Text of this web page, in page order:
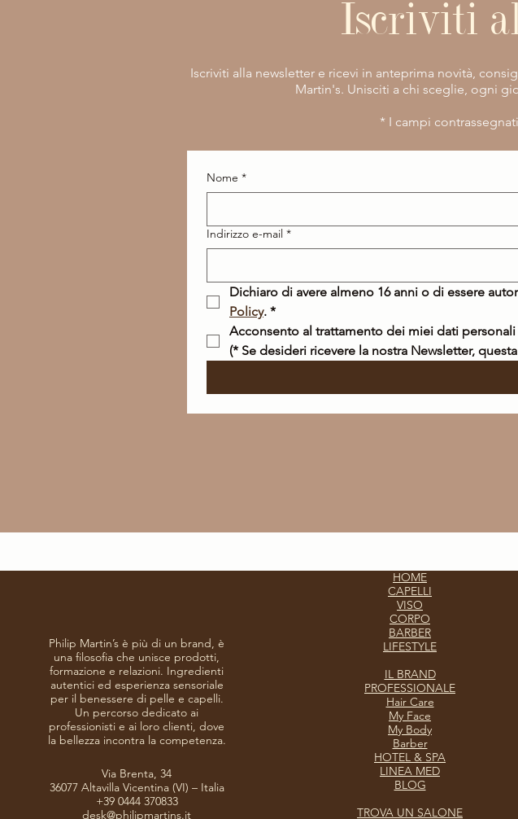
Iscriviti
Iscriviti alla newsletter e ricevi in anteprima novità,
Martin's. Unisciti a chi sceglie, ogni
​* I campi
Nome *
Indirizzo e-mail *
Dichiaro di avere almeno 16 anni o di essere
Policy. *
(* Se desideri ricevere la nostra Newsletter,
Philip Martin’s è più di un brand, è
una filosofia che unisce prodotti,
formazione e relazioni. Ingredienti
autentici ed esperienza sensoriale
per il benessere di pelle e capelli.
Un percorso dedicato ai
professionisti e ai loro clienti, dove
la bellezza incontra la competenza.
Via Brenta, 34
36077 Altavilla Vicentina (VI) – Italia​
+39 0444 370833
desk@philipmartins.it
HOME
CAPELLI
VISO
CORPO
BARBER
LIFESTYLE
IL BRAND
PROFESSIONALE
Hair Care
My Face
My Body
Barber
HOTEL & SPA
LINEA MED
BLOG
TROVA UN SALONE